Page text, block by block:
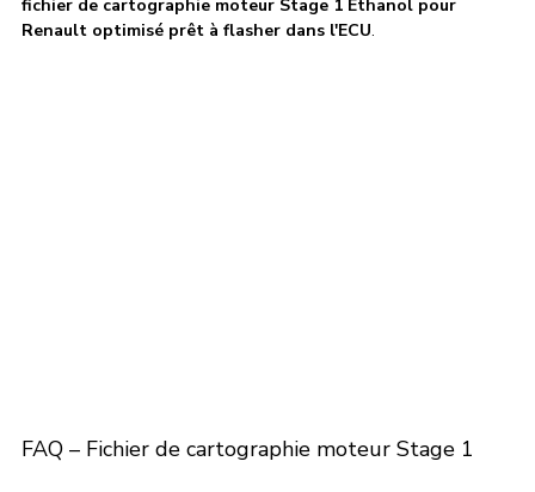
fichier de cartographie moteur Stage 1 Ethanol pour
Renault optimisé prêt à flasher dans l'ECU.
FAQ – Fichier de cartographie moteur Stage 1